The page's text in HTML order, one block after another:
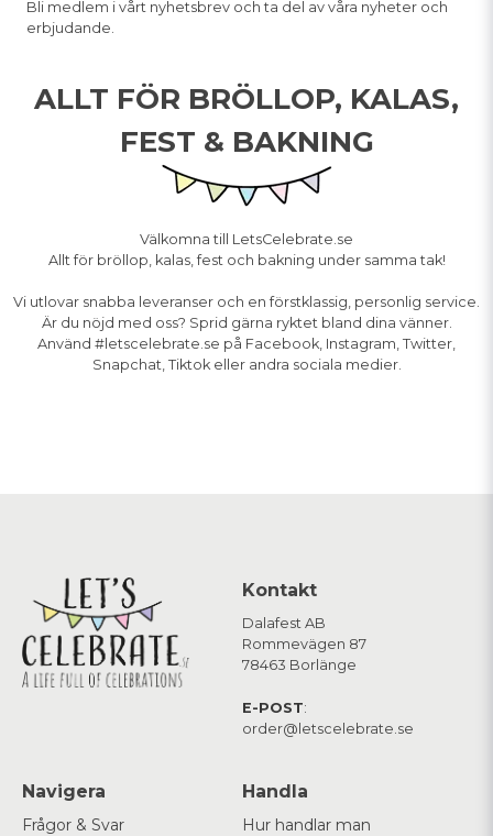
Bli medlem i vårt nyhetsbrev och ta del av våra nyheter och
erbjudande.
ALLT FÖR BRÖLLOP, KALAS,
FEST & BAKNING
Välkomna till LetsCelebrate.se
Allt för bröllop, kalas, fest och bakning under samma tak!
Vi utlovar snabba leveranser och en förstklassig, personlig service.
Är du nöjd med oss? Sprid gärna ryktet bland dina vänner.
Använd #letscelebrate.se på Facebook, Instagram, Twitter,
Snapchat, Tiktok eller andra sociala medier.
Kontakt
Dalafest AB
Rommevägen 87
78463 Borlänge
E-POST:
order@letscelebrate.se
Navigera
Frågor & Svar
Handla
Hur handlar man